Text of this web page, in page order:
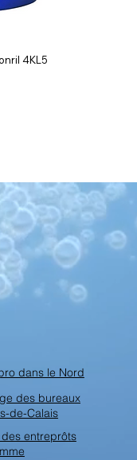
4KL5
dans le Nord
des bureaux
de-Calais
entreprôts